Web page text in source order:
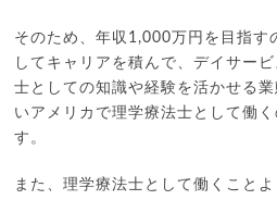
そのため、年収1,000万円を目指す
してキャリアを積んで、デイサー
士としての知識や経験を活かせる
いアメリカで理学療法士として働
す。
また、理学療法士として働くこと